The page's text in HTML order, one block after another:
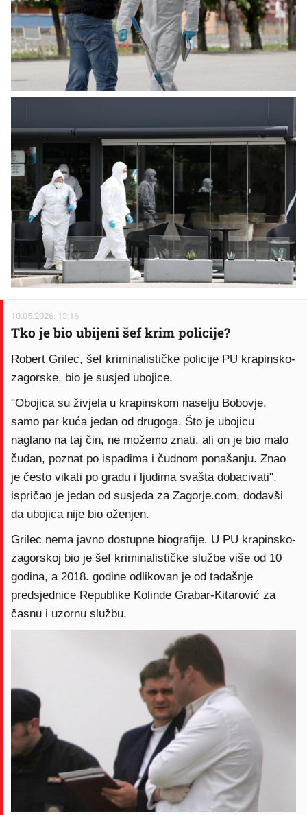
10.05.2026. 13:16
Tko je bio ubijeni šef krim policije?
Robert Grilec, šef kriminalističke policije PU krapinsko-
zagorske, bio je susjed ubojice.
"Obojica su živjela u krapinskom naselju Bobovje,
samo par kuća jedan od drugoga. Što je ubojicu
naglano na taj čin, ne možemo znati, ali on je bio malo
čudan, poznat po ispadima i čudnom ponašanju. Znao
je često vikati po gradu i ljudima svašta dobacivati",
ispričao je jedan od susjeda za Zagorje.com, dodavši
da ubojica nije bio oženjen.
Grilec nema javno dostupne biografije. U PU krapinsko-
zagorskoj bio je šef kriminalističke službe više od 10
godina, a 2018. godine odlikovan je od tadašnje
predsjednice Republike Kolinde Grabar-Kitarović za
časnu i uzornu službu.